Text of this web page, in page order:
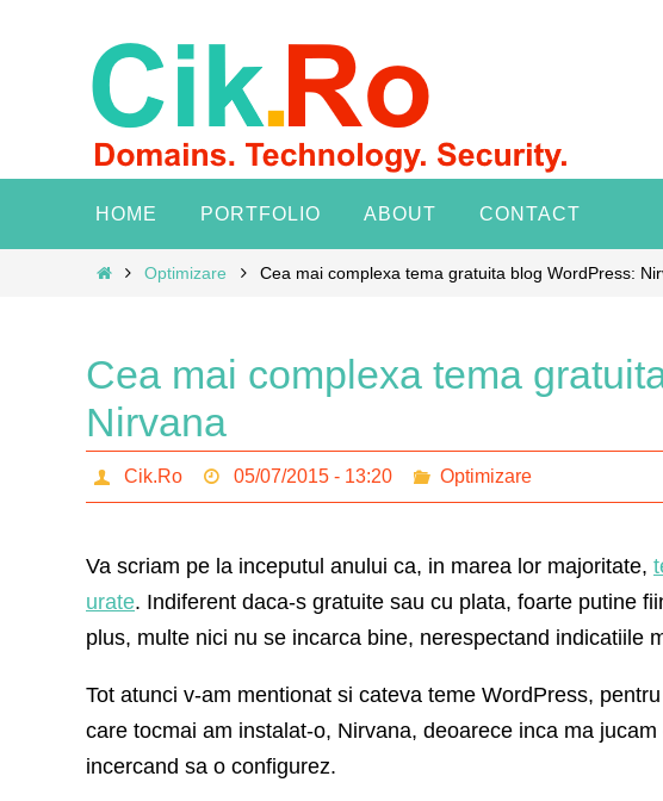
content
HOME PORTFOLIO ABOUT CONTACT
HomeOptimizare Cea mai complexa tema gratuita blog WordPress:
Cea mai complexa tema
Nirvana
Cik.Ro 05/07/2015 - 13:20 Optimizare
Va scriam pe la inceputul anului ca, in marea lor majoritate,
urate. Indiferent daca-s gratuite sau cu plata, foarte putine
plus, multe nici nu se incarca bine, nerespectand indicatiile
Tot atunci v-am mentionat si cateva teme WordPress,
care tocmai am instalat-o, Nirvana, deoarece inca ma
incercand sa o configurez.